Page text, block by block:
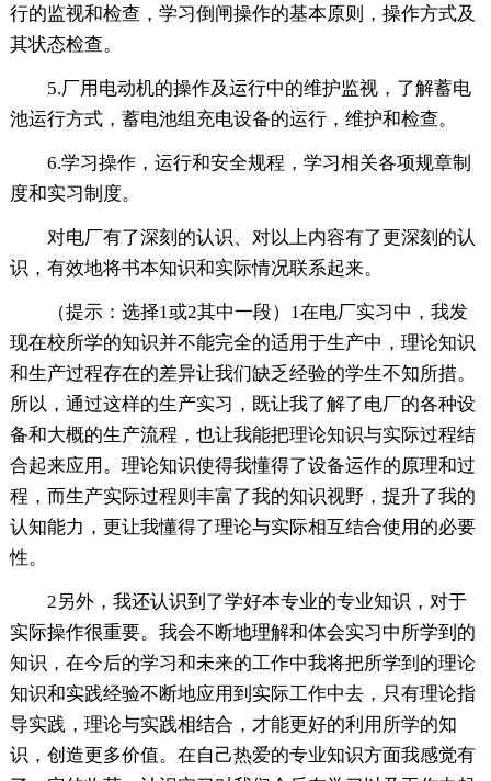
行的监视和检查，学习倒闸操作的基本原则，操作方式及
其状态检查。
5.厂用电动机的操作及运行中的维护监视，了解蓄电
池运行方式，蓄电池组充电设备的运行，维护和检查。
6.学习操作，运行和安全规程，学习相关各项规章制
度和实习制度。
对电厂有了深刻的认识、对以上内容有了更深刻的认
识，有效地将书本知识和实际情况联系起来。
（提示：选择1或2其中一段）1在电厂实习中，我发
现在校所学的知识并不能完全的适用于生产中，理论知识
和生产过程存在的差异让我们缺乏经验的学生不知所措。
所以，通过这样的生产实习，既让我了解了电厂的各种设
备和大概的生产流程，也让我能把理论知识与实际过程结
合起来应用。理论知识使得我懂得了设备运作的原理和过
程，而生产实际过程则丰富了我的知识视野，提升了我的
认知能力，更让我懂得了理论与实际相互结合使用的必要
性。
2另外，我还认识到了学好本专业的专业知识，对于
实际操作很重要。我会不断地理解和体会实习中所学到的
知识，在今后的学习和未来的工作中我将把所学到的理论
知识和实践经验不断地应用到实际工作中去，只有理论指
导实践，理论与实践相结合，才能更好的利用所学的知
识，创造更多价值。在自己热爱的专业知识方面我感觉有